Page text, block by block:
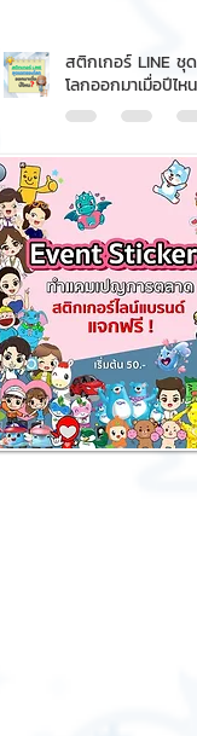
สติกเกอร์ LINE ชุ
โลกออกมาเมื่อปีไห